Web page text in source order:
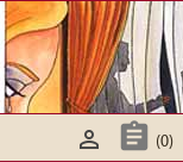
 (0)
